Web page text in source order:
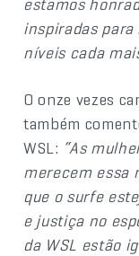
inspiradas
níveis cada
O onze vezes
também
WSL: “As
merecem essa
que o surfe
e justiça no
da WSL estão